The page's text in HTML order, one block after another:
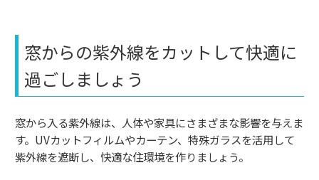
窓からの紫外線をカットして快適に
過ごしましょう
窓から入る紫外線は、人体や家具にさまざまな影響を与えま
す。UVカットフィルムやカーテン、特殊ガラスを活用して
紫外線を遮断し、快適な住環境を作りましょう。